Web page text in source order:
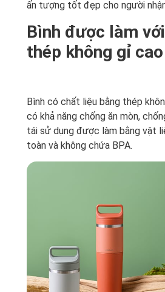
ấn tượng tốt đẹp cho người
Bình được làm
thép không gỉ
Bình có chất liệu bằng thép
có khả năng chống ăn mòn,
tái sử dụng được làm bằng vật
toàn và không chứa BPA.